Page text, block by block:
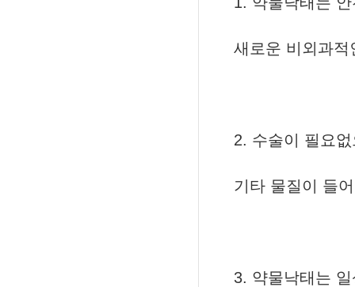
새로운 비외과
2. 수술이 필요
기타 물질이 들
3. 약물낙태는